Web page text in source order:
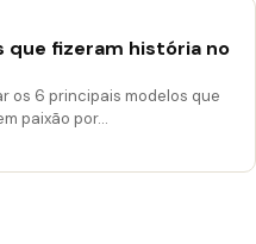
que fizeram história no
os 6 principais modelos que
paixão por…